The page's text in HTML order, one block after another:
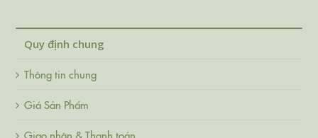
Quy định chung
Thông tin chung
Giá Sản Phẩm